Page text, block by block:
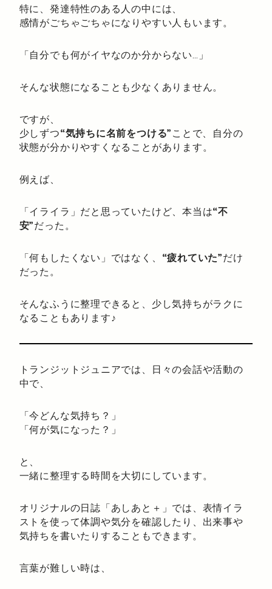
特に、発達特性のある人の中には、
感情がごちゃごちゃになりやすい人もいます。
「自分でも何がイヤなのか分からない…」
そんな状態になることも少なくありません。
ですが、
少しずつ“気持ちに名前をつける” ことで、自分の
状態が分かりやすくなることがあります。
例えば、
「イライラ」だと思っていたけど、本当は“不
安”だった。
「何もしたくない」ではなく、 “疲れていた”だけ
だった。
そんなふうに整理できると、少し気持ちがラクに
なることもあります♪
トランジットジュニアでは、日々の会話や活動の
中で、
「今どんな気持ち？」
「何が気になった？」
と、
一緒に整理する時間を大切にしています。
オリジナルの日誌「あしあと＋」では、表情イラ
ストを使って体調や気分を確認したり、出来事や
気持ちを書いたりすることもできます。
言葉が難しい時は、